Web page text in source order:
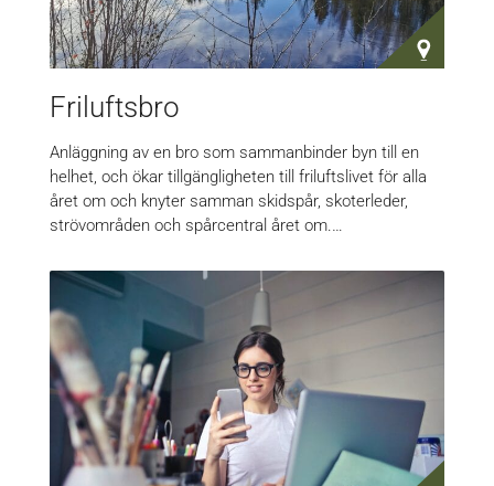
Friluftsbro
Anläggning av en bro som sammanbinder byn till en
helhet, och ökar tillgängligheten till friluftslivet för alla
året om och knyter samman skidspår, skoterleder,
strövområden och spårcentral året om.…